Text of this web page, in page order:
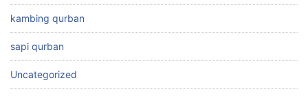
kambing qurban
sapi qurban
Uncategorized